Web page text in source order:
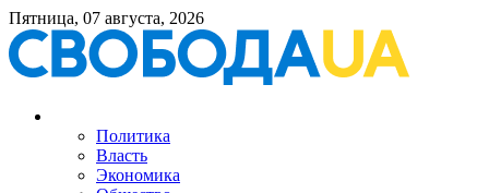
Пятница, 07 августа, 2026
Политика
Власть
Экономика